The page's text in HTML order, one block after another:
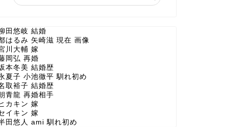
田悠岐 結婚
はるみ 矢崎滋 現在 画像
川大輔 嫁
岡弘 再婚
本冬美 結婚歴
夏子 小池徹平 馴れ初め
取裕子 結婚歴
青龍 再婚相手
カキン 嫁
イキン 嫁
田悠人 ami 馴れ初め